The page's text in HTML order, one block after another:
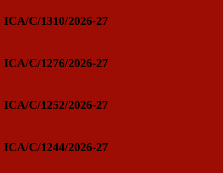
ICA/C/1310/2026-27
ICA/C/1276/2026-27
ICA/C/1252/2026-27
ICA/C/1244/2026-27